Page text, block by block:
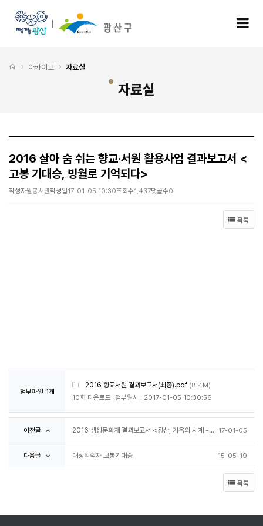
처음으로
아카이브 자료실
자료실
2016 살아 숨 쉬는 향교·서원 활용사업 결과보고서 <
고봉 기대승, 빙월로 기억되다>
작성자월봉서원작성일17-01-05 10:30조회수1,437댓글수0
목록
첨부파일 1개
2016 향교서원 결과보고서(최종).pdf (8.4M)
10회 다운로드 첨부일시 : 2017-01-05 10:30:56
이전글 2016 생생문화재 결과보고서 <광산, 가옥의 사계 -제 2악장-> 17-01-05
다음글 대성리학자 고봉기대승 15-05-19
목록